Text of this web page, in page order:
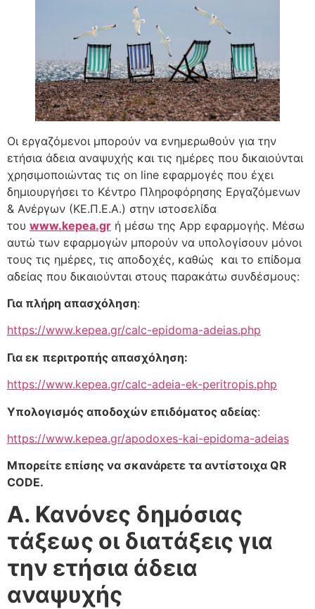
Οι εργαζόμενοι μπορούν να ενημερωθούν για την
ετήσια άδεια αναψυχής και τις ημέρες που δικαιούνται
χρησιμοποιώντας τις on line εφαρμογές που έχει
δημιουργήσει το Κέντρο Πληροφόρησης Εργαζόμενων
& Ανέργων (ΚΕ.Π.Ε.Α.) στην ιστοσελίδα
του www.kepea.gr ή μέσω της App εφαρμογής. Μέσω
αυτώ των εφαρμογών μπορούν να υπολογίσουν μόνοι
τους τις ημέρες, τις αποδοχές, καθώς και το επίδομα
αδείας που δικαιούνται στους παρακάτω συνδέσμους:
Για πλήρη απασχόληση:
https://www.kepea.gr/calc-epidoma-adeias.php
Για εκ περιτροπής απασχόληση:
https://www.kepea.gr/calc-adeia-ek-peritropis.php
Υπολογισμός αποδοχών επιδόματος αδείας:
https://www.kepea.gr/apodoxes-kai-epidoma-adeias
Μπορείτε επίσης να σκανάρετε τα αντίστοιχα QR
CODE.
Α. Κανόνες δημόσιας
τάξεως οι διατάξεις για
την ετήσια άδεια
αναψυχής